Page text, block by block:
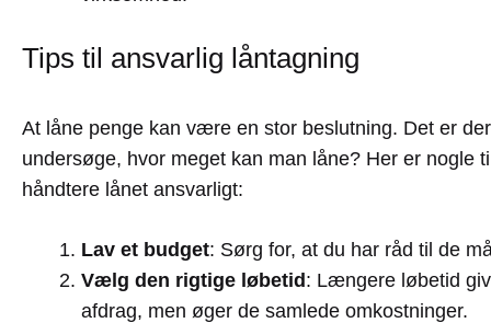
Tips til ansvarlig låntagning
At låne penge kan være en stor beslutning. Det er
undersøge, hvor meget kan man låne? Her er nogle
håndtere lånet ansvarligt:
Lav et budget: Sørg for, at du har råd til de
Vælg den rigtige løbetid: Længere løbetid
afdrag, men øger de samlede omkostninger.